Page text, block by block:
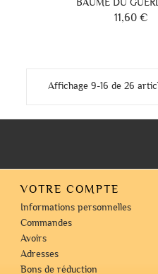
BAUME DU
Prix
11,60 €
Affichage 9-16 de 26
VOTRE COMPTE
Informations personnelles
Commandes
Avoirs
Adresses
Bons de réduction